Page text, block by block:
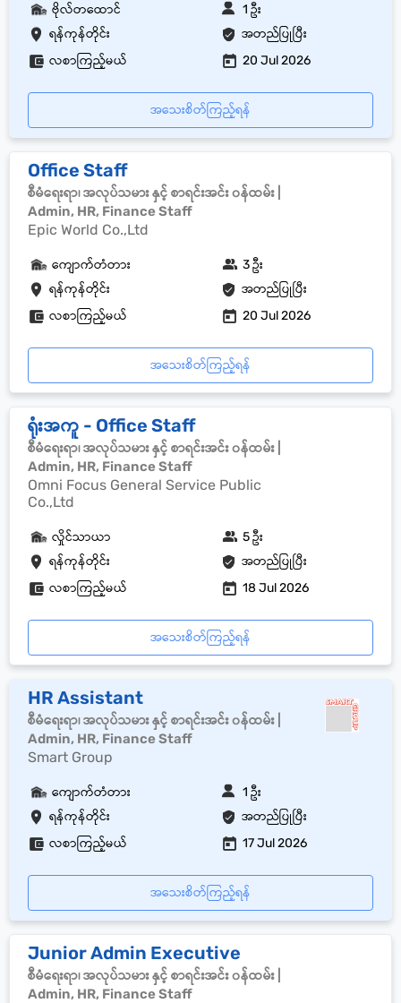
ရန်ကုန်တိုင်း အတည်ပြုပြီး
ဗိုလ်တထောင် 1 ဦး
လစာကြည့်မယ် 20 Jul 2026
အသေးစိတ်ကြည့်ရန်
Office Staff
စီမံရေးရာ၊ အလုပ်သမား နှင့် စာရင်းအင်း ၀န်ထမ်း |
Admin, HR, Finance Staff
Epic World Co.,Ltd
ရန်ကုန်တိုင်း အတည်ပြုပြီး
ကျောက်တံတား 3 ဦး
လစာကြည့်မယ် 20 Jul 2026
အသေးစိတ်ကြည့်ရန်
ရုံးအကူ - Office Staff
စီမံရေးရာ၊ အလုပ်သမား နှင့် စာရင်းအင်း ၀န်ထမ်း |
Admin, HR, Finance Staff
Omni Focus General Service Public
Co.,Ltd
ရန်ကုန်တိုင်း အတည်ပြုပြီး
လှိုင်သာယာ 5 ဦး
လစာကြည့်မယ် 18 Jul 2026
အသေးစိတ်ကြည့်ရန်
HR Assistant
စီမံရေးရာ၊ အလုပ်သမား နှင့် စာရင်းအင်း ၀န်ထမ်း |
Admin, HR, Finance Staff
Smart Group
ရန်ကုန်တိုင်း အတည်ပြုပြီး
ကျောက်တံတား 1 ဦး
လစာကြည့်မယ် 17 Jul 2026
အသေးစိတ်ကြည့်ရန်
Junior Admin Executive
စီမံရေးရာ၊ အလုပ်သမား နှင့် စာရင်းအင်း ၀န်ထမ်း |
Admin, HR, Finance Staff